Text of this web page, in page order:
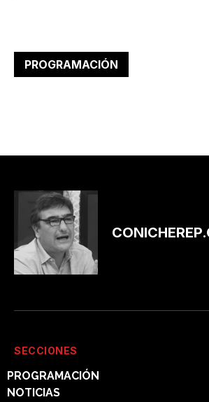
PROGRAMACIÓN
SECCIONES
PROGRAMACIÓN
NOTICIAS